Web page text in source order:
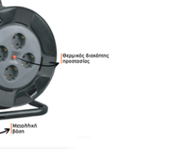
– Δορυφορική Λήψη
Εξωτερικές
Εσωτερικές
Δέκτες
Δέκτες
Modulator
– Splitter
Adaptors ΦΙΣ TV (RF-F) Διάφορα
Κεραίας
Εικόνα – Ήχος